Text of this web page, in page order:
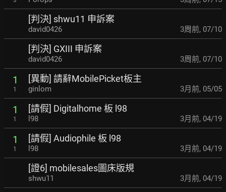
[判決] shwu11 申訴案
david0426 3周前, 07/10
[判決] GXIII 申訴案
david0426 3周前, 07/10
1
1
[異動] 請辭MobilePicket板主
ginlom 3月前, 05/05
1
1
[請假] Digitalhome 板 l98
l98 3月前, 04/19
1
1
[請假] Audiophile 板 l98
l98 3月前, 04/19
[證6] mobilesales圖床版規
shwu11 3月前, 04/19